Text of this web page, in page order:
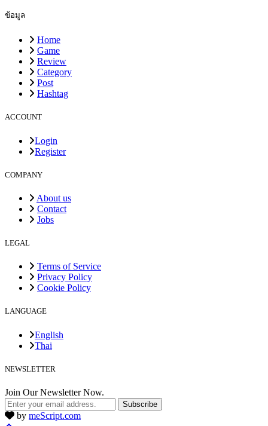
ข้อมูล
Home
Game
Review
Category
Post
Hashtag
ACCOUNT
Login
Register
COMPANY
About us
Contact
Jobs
LEGAL
Terms of Service
Privacy Policy
Cookie Policy
LANGUAGE
English
Thai
NEWSLETTER
Join Our Newsletter Now.
Subscribe
by meScript.com